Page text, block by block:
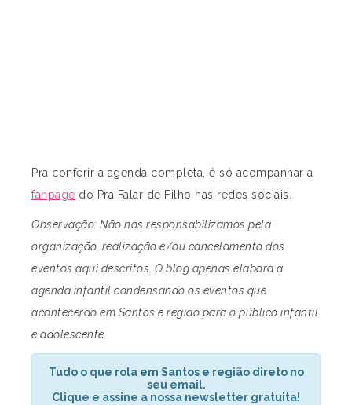
Pra conferir a agenda completa, é só acompanhar a
fanpage do Pra Falar de Filho nas redes sociais.
Observação: Não nos responsabilizamos pela
organização, realização e/ou cancelamento dos
eventos aqui descritos. O blog apenas elabora a
agenda infantil condensando os eventos que
acontecerão em Santos e região para o público infantil
e adolescente.
Tudo o que rola em Santos e região direto no
seu email.
Clique e assine a nossa newsletter gratuita!